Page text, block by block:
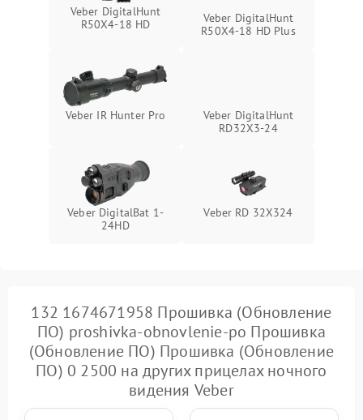
Поломка системы защиты
от замыкания
1000 ₽ Подробнее →
Veber DigitalHunt
R50X4-18 HD
Veber DigitalHunt
R50X4-18 HD Plus
Veber IR Hunter Pro
Veber DigitalHunt
RD32X3-24
Veber DigitalBat 1-
24HD
Veber RD 32X324
132 1674671958 Прошивка (Обновление
ПО) proshivka-obnovlenie-po Прошивка
(Обновление ПО) Прошивка (Обновление
ПО) 0 2500 на других прицелах ночного
видения Veber